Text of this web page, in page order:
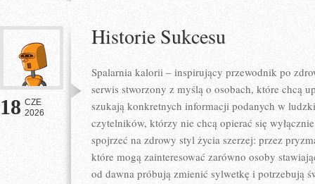
18 CZE
2026
Historie Sukcesu
Spalarnia kalorii – inspirujący przewodnik po
serwis stworzony z myślą o osobach, które chcą
szukają konkretnych informacji podanych w
czytelników, którzy nie chcą opierać się
spojrzeć na zdrowy styl życia szerzej: przez
które mogą zainteresować zarówno osoby
od dawna próbują zmienić sylwetkę i potrzebują